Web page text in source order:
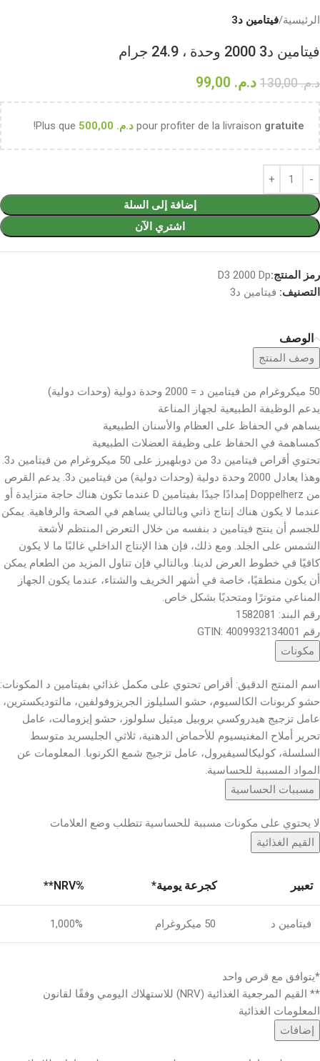
الرئيسية فيتامين د3
فيتامين د3 2000 وحدة ، 24.9 جرام
د.م.130,00 د.م.
Plus que د.م. pour profiter de la livraison gratuite
!
إضافة إلى السلة
اشتري الآن
رمز المنتج:D3 2000 Dp
التصنيف: فيتامين د3
الوصف
وصف المنتج
50 ميكروغرام من فيتامين د = 2000 وحدة دولية (وحدات دولية)
يدعم الوظيفة الطبيعية لجهاز المناعة
يساهم في الحفاظ على العظام والأسنان الطبيعية
كمساهمة في الحفاظ على وظيفة العضلات الطبيعية
تحتوي أقراص فيتامين د3 من دوبلهيرز على 50 ميكروغرام من فيتامين د3.
وهذا يعادل 2000 وحدة دولية (وحدات دولية) من فيتامين د3. يدعم القرص
من Doppelherz إمدادًا جيدًا بفيتامين D عندما تكون هناك حاجة متزايدة أو
عندما لا يكون هناك إنتاج ذاتي وبالتالي يساهم في الصحة والرفاهية. يمكن
للجسم أن ينتج فيتامين د بنفسه من خلال التعرض المنتظم لأشعة
الشمس على الجلد. ومع ذلك، فإن هذا الإنتاج الداخلي غالبًا ما لا يكون
كافيًا في خطوط العرض لدينا. وبالتالي فإن تناول المزيد من الطعام يمكن
أن يكون منطقيًا، خاصة في أشهر الخريف والشتاء، عندما يكون الجهاز
المناعي متوترًا ومتحديًا بشكل خاص.
رقم البند: 1582081
رقم GTIN: 4009932134001
مكونات
اسم المنتج الدقيق: أقراص تحتوي على مكمل غذائي بفيتامين د المكونات:
حشو كربونات الكالسيوم، حشو السليلوز الجريزوفولفين، مالتوديكسترين،
عامل تزجيج هيدروكسي بروبيل ميثيل سلولوز، حشو إيزومالت، عامل
تحرير أملاح المغنيسيوم للأحماض الدهنية، ثلاثي الجليسريد متوسط ​​
السلسلة، كوليكالسيفيرول، عامل تزجيج شمع الكرنوبا. المعلومات عن
المواد المسببة للحساسية.
مسببات الحساسية
لا يحتوي على مكونات مسببة للحساسية تتطلب وضع العلامات
القيم الغذائية
تعبير كجرعة يومية* %NRV**
فيتامين د 50 ميكروغرام 1,000%
*يتوافق مع قرص واحد
** القيم المرجعية الغذائية (NRV) للاستهلاك اليومي وفقًا لقانون
المعلومات الغذائية
إضافات